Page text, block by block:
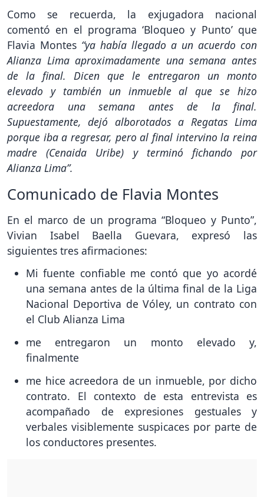
Como se recuerda, la exjugadora nacional
comentó en el programa ‘Bloqueo y Punto’ que
Flavia Montes “ya había llegado a un acuerdo con
Alianza Lima aproximadamente una semana antes
de la final. Dicen que le entregaron un monto
elevado y también un inmueble al que se hizo
acreedora una semana antes de la final.
Supuestamente, dejó alborotados a Regatas Lima
porque iba a regresar, pero al final intervino la reina
madre (Cenaida Uribe) y terminó fichando por
Alianza Lima”.
Comunicado de Flavia Montes
En el marco de un programa “Bloqueo y Punto”,
Vivian Isabel Baella Guevara, expresó las
siguientes tres afirmaciones:
Mi fuente confiable me contó que yo acordé
una semana antes de la última final de la Liga
Nacional Deportiva de Vóley, un contrato con
el Club Alianza Lima
me entregaron un monto elevado y,
finalmente
me hice acreedora de un inmueble, por dicho
contrato. El contexto de esta entrevista es
acompañado de expresiones gestuales y
verbales visiblemente suspicaces por parte de
los conductores presentes.